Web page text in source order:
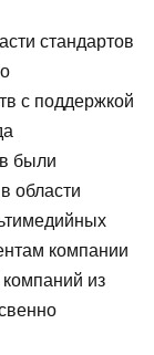
стандартов
с поддержкой
были
области
компании
из